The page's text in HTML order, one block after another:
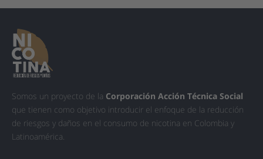
Somos un proyecto de la Corporación Acción Técnica Social
que tienen como objetivo introducir el enfoque de la reducción
de riesgos y daños en el consumo de nicotina en Colombia y
Latinoamérica.